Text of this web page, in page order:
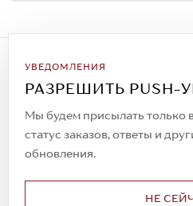
УВЕДОМЛЕНИЯ
РАЗРЕШИТЬ
Мы будем присылать только
статус заказов, ответы и
обновления.
НЕ
Подписаться на рассылку
Всегда будьте в курсе
спецпредложений!
© 2023. AIT Shoes
Все права защищены